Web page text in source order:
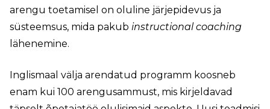
arengu toetamisel on oluline järjepidevus ja
süsteemsus, mida pakub instructional coaching
lähenemine.
Inglismaal välja arendatud programm koosneb
enam kui 100 arengusammust, mis kirjeldavad